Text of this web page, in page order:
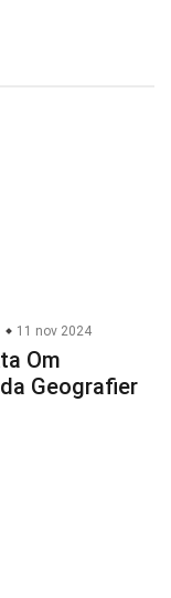
11 nov 2024
Om
Geografier